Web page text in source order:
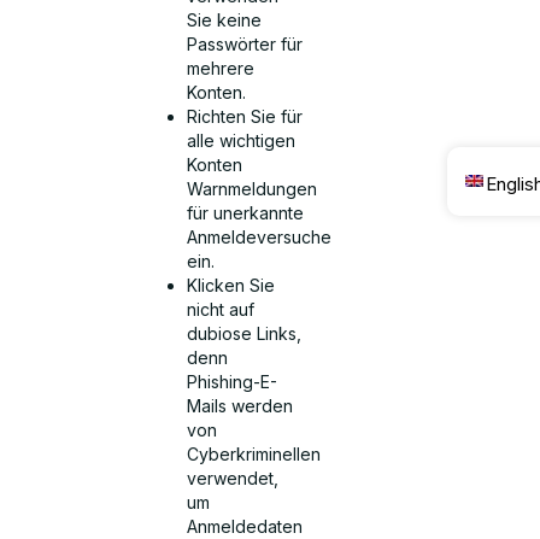
Sie keine
Passwörter für
mehrere
Konten.
Richten Sie für
alle wichtigen
Konten
Warnmeldungen
für unerkannte
Anmeldeversuche
ein.
Klicken Sie
nicht auf
dubiose Links,
denn
Phishing-E-
Mails werden
von
Cyberkriminellen
verwendet,
um
Anmeldedaten